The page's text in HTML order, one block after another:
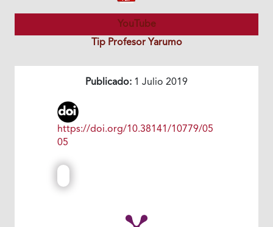
YouTube
Tip Profesor Yarumo
Publicado: 1 Julio 2019
https://doi.org/10.38141/10779/05
05